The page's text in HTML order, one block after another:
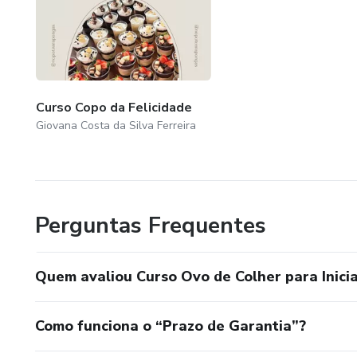
Curso Copo da Felicidade
Giovana Costa da Silva Ferreira
Perguntas Frequentes
Quem avaliou Curso Ovo de Colher para
Como funciona o “Prazo de Garantia”?